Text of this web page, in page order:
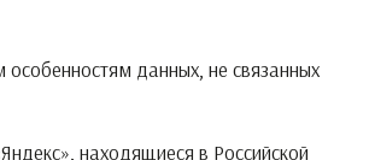
данных, не связанных
находящиеся в Российской